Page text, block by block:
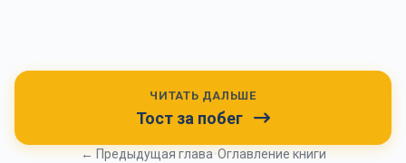
ЧИТАТЬ ДАЛЬШЕ
Тост за побег
← Предыдущая глава Оглавление книги